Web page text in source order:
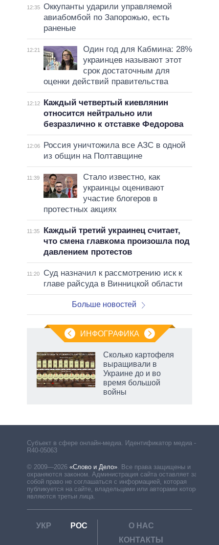
12:35 Оккупанты ударили управляемой
авиабомбой по Запорожью, есть
раненые
12:21
Один год для Кабмина: 28%
украинцев называют этот
срок достаточным для
оценки действий правительства
12:12
Каждый четвертый киевлянин
относится нейтрально или
безразлично к отставке Федорова
12:06
Россия уничтожила все АЗС в одной
из общин на Полтавщине
11:39
Стало известно, как
украинцы оценивают
участие блогеров в
протестных акциях
11:35
Каждый третий украинец считает,
что смена главкома произошла под
давлением протестов
11:20
Суд назначил к рассмотрению иск к
главе райсуда в Винницкой области
Больше новостей
ИНФОГРАФИКА
Сколько картофеля
выращивали в
Украине до и во
время большой
войны
Субъект в сфере онлайн-медиа. Идентификатор медиа –
R40-05063
© 2009—2026 «Слово и Дело». Все права защищены и
охраняются законом. Администрация сайта оставляет за
собой право не соглашаться с информацией, которая
публикуется на сайте, владельцами или авторами которой
являются третьи лица.
УКР РОС
О НАС
КОНТАКТЫ